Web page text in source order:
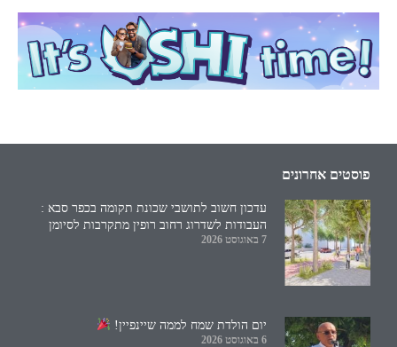
פוסטים אחרונים
עדכון חשוב לתושבי שכונת תקומה בכפר סבא :
העבודות לשדרוג רחוב רופין מתקרבות לסיומן
7 באוגוסט 2026
יום הולדת שמח לממה שיינפיין!
6 באוגוסט 2026